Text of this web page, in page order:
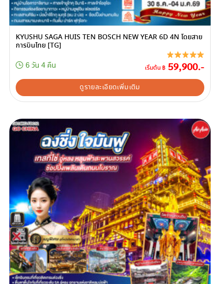
KYUSHU SAGA HUIS TEN BOSCH NEW YEAR 6D 4N โดยสาย
การบินไทย [TG]
6 วัน 4 คืน เริ่มต้น ฿ 59,900.-
ดูรายละเอียดเพิ่มเติม